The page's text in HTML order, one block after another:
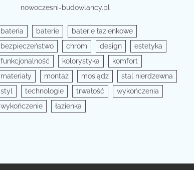
nowoczesni-budowlancy.pl
bateria baterie
baterie łazienkowe
bezpieczeństwo
chrom design
estetyka
funkcjonalność
kolorystyka
komfort
materiały
montaż mosiądz
stal nierdzewna
styl
technologie trwałość
wykończenia
wykończenie
łazienka